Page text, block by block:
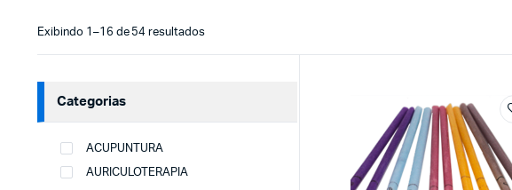
Exibindo 1–16 de 54 resultados
Categorias
ACUPUNTURA
AURICULOTERAPIA